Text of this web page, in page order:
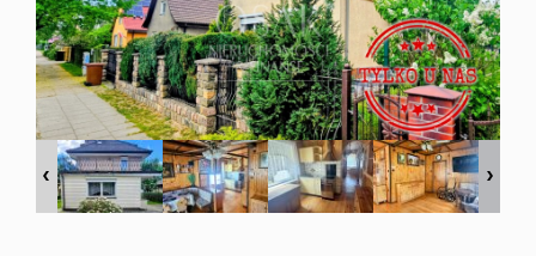
Kontakt